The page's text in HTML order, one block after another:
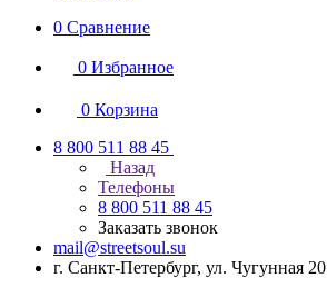
0 Сравнение
0 Избранное
0 Корзина
8 800 511 88 45
Назад
Телефоны
8 800 511 88 45
Заказать звонок
mail@streetsoul.su
г. Санкт-Петербург, ул. Чугунная 20